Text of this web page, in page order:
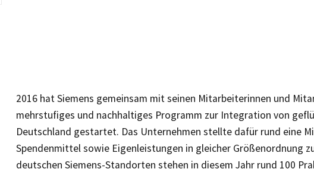
2016 hat Siemens gemeinsam mit seinen Mitarbeiterinnen und
mehrstufiges und nachhaltiges Programm zur Integration von
Deutschland gestartet. Das Unternehmen stellte dafür rund eine
Spendenmittel sowie Eigenleistungen in gleicher Größenordnung
deutschen Siemens-Standorten stehen in diesem Jahr rund 100